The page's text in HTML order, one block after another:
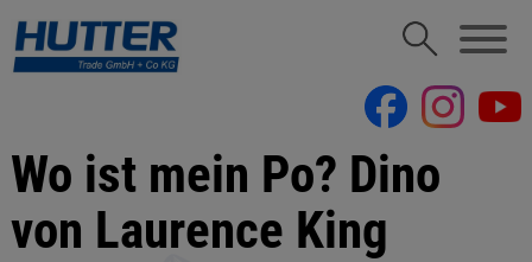
Wo ist mein Po? Dino
von Laurence King